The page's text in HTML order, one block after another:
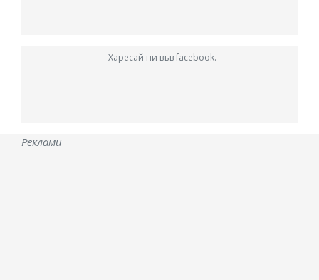
Харесай ни във facebook.
Реклами